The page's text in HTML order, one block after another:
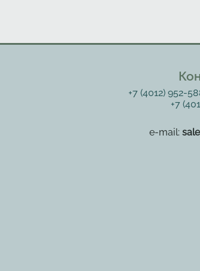
+7 (4012) 952-
+7
e-mail: